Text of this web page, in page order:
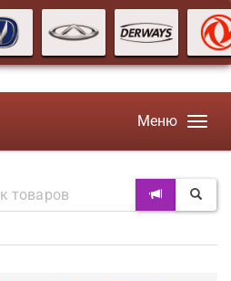
Меню